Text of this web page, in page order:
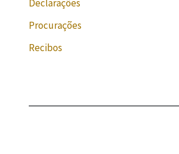
Declarações
Procurações
Recibos